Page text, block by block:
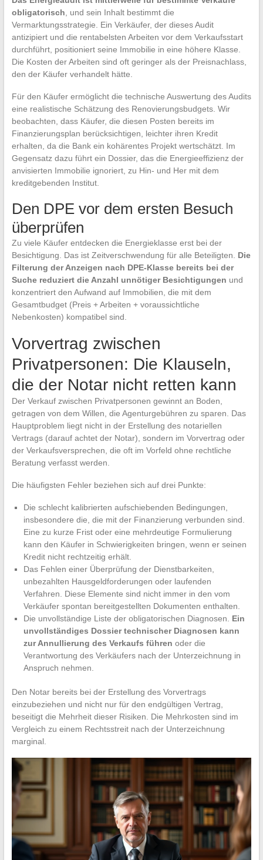
obligatorisch , und sein Inhalt bestimmt die
Vermarktungsstrategie. Ein Verkäufer, der dieses Audit
antizipiert und die rentabelsten Arbeiten vor dem Verkaufsstart
durchführt, positioniert seine Immobilie in eine höhere Klasse.
Die Kosten der Arbeiten sind oft geringer als der Preisnachlass,
den der Käufer verhandelt hätte.
Für den Käufer ermöglicht die technische Auswertung des Audits
eine realistische Schätzung des Renovierungsbudgets. Wir
beobachten, dass Käufer, die diesen Posten bereits im
Finanzierungsplan berücksichtigen, leichter ihren Kredit
erhalten, da die Bank ein kohärentes Projekt wertschätzt. Im
Gegensatz dazu führt ein Dossier, das die Energieeffizienz der
anvisierten Immobilie ignoriert, zu Hin- und Her mit dem
kreditgebenden Institut.
Den DPE vor dem ersten Besuch
überprüfen
Zu viele Käufer entdecken die Energieklasse erst bei der
Besichtigung. Das ist Zeitverschwendung für alle Beteiligten. Die
Filterung der Anzeigen nach DPE-Klasse bereits bei der
Suche reduziert die Anzahl unnötiger Besichtigungen und
konzentriert den Aufwand auf Immobilien, die mit dem
Gesamtbudget (Preis + Arbeiten + voraussichtliche
Nebenkosten) kompatibel sind.
Vorvertrag zwischen
Privatpersonen: Die Klauseln,
die der Notar nicht retten kann
Der Verkauf zwischen Privatpersonen gewinnt an Boden,
getragen von dem Willen, die Agenturgebühren zu sparen. Das
Hauptproblem liegt nicht in der Erstellung des notariellen
Vertrags (darauf achtet der Notar), sondern im Vorvertrag oder
der Verkaufsversprechen, die oft im Vorfeld ohne rechtliche
Beratung verfasst werden.
Die häufigsten Fehler beziehen sich auf drei Punkte:
Die schlecht kalibrierten aufschiebenden Bedingungen,
insbesondere die, die mit der Finanzierung verbunden sind.
Eine zu kurze Frist oder eine mehrdeutige Formulierung
kann den Käufer in Schwierigkeiten bringen, wenn er seinen
Kredit nicht rechtzeitig erhält.
Das Fehlen einer Überprüfung der Dienstbarkeiten,
unbezahlten Hausgeldforderungen oder laufenden
Verfahren. Diese Elemente sind nicht immer in den vom
Verkäufer spontan bereitgestellten Dokumenten enthalten.
Die unvollständige Liste der obligatorischen Diagnosen. Ein
unvollständiges Dossier technischer Diagnosen kann
zur Annullierung des Verkaufs führen oder die
Verantwortung des Verkäufers nach der Unterzeichnung in
Anspruch nehmen.
Den Notar bereits bei der Erstellung des Vorvertrags
einzubeziehen und nicht nur für den endgültigen Vertrag,
beseitigt die Mehrheit dieser Risiken. Die Mehrkosten sind im
Vergleich zu einem Rechtsstreit nach der Unterzeichnung
marginal.